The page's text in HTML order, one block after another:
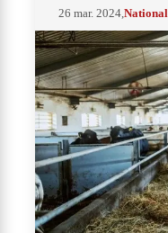
26 mar. 2024 ,National